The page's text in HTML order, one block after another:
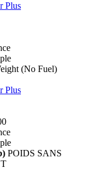
Plus
(No Fuel)
Plus
POIDS SANS